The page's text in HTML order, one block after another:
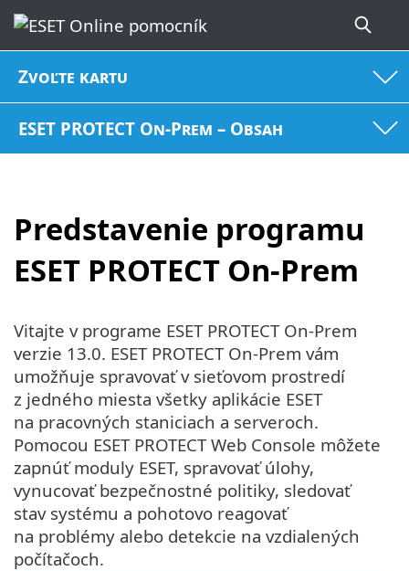
Zvoľte kartu
ESET PROTECT On-Prem – Obsah
Predstavenie programu
ESET PROTECT On-Prem
Vitajte v programe ESET PROTECT On-Prem
verzie 13.0. ESET PROTECT On-Prem vám
umožňuje spravovať v sieťovom prostredí
z jedného miesta všetky aplikácie ESET
na pracovných staniciach a serveroch.
Pomocou ESET PROTECT Web Console môžete
zapnúť moduly ESET, spravovať úlohy,
vynucovať bezpečnostné politiky, sledovať
stav systému a pohotovo reagovať
na problémy alebo detekcie na vzdialených
počítačoch.